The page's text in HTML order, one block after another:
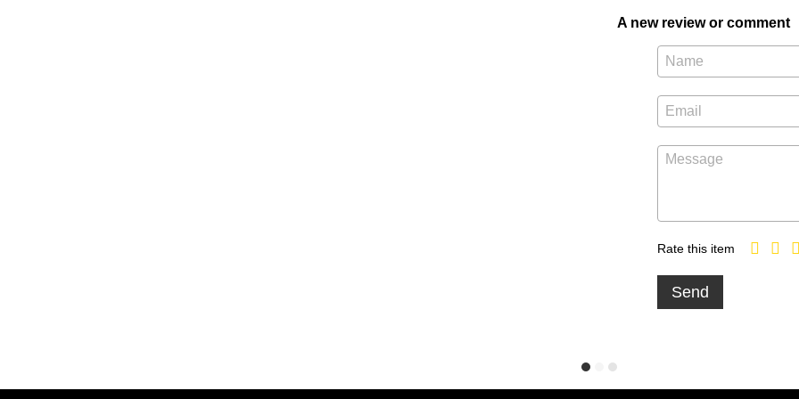
A new review or comment
Rate this item
Send